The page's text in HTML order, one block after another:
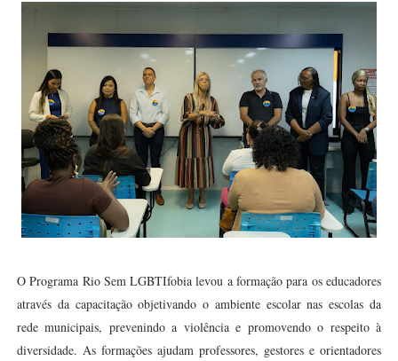
O Programa Rio Sem LGBTIfobia levou a formação para os educadores
através da capacitação objetivando o ambiente escolar nas escolas da
rede municipais, prevenindo a violência e promovendo o respeito à
diversidade. As formações ajudam professores, gestores e orientadores